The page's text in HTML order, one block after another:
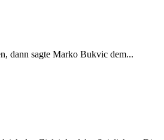
dann sagte Marko Bukvic dem...